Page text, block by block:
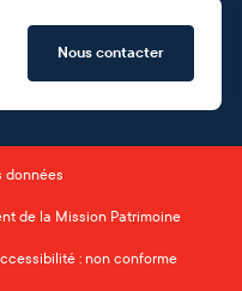
Nous contacter
données
de la Mission Patrimoine
: non conforme